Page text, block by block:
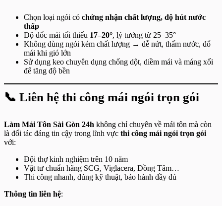
Chọn loại ngói có chứng nhận chất lượng, độ hút nước
thấp
Độ dốc mái tối thiểu 17–20°, lý tưởng từ 25–35°
Không dùng ngói kém chất lượng → dễ nứt, thấm nước, đổ
mái khi gió lớn
Sử dụng keo chuyên dụng chống dột, diềm mái và máng xối
để tăng độ bền
📞 Liên hệ thi công mái ngói trọn gói
Làm Mái Tôn Sài Gòn 24h không chỉ chuyên về mái tôn mà còn
là đối tác đáng tin cậy trong lĩnh vực thi công mái ngói trọn gói
với:
Đội thợ kinh nghiệm trên 10 năm
Vật tư chuẩn hãng SCG, Viglacera, Đồng Tâm…
Thi công nhanh, đúng kỹ thuật, bảo hành đầy đủ
Thông tin liên hệ: